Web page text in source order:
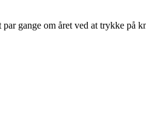
gange om året ved at trykke på